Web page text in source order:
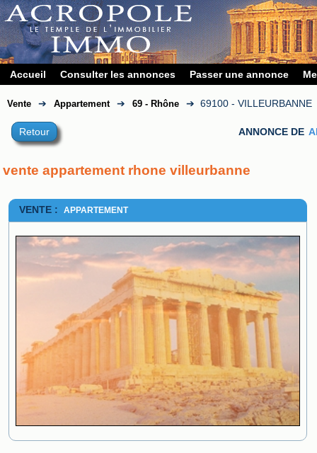
Accueil Consulter les annonces Passer une annonce
Vente ➔ Appartement ➔ 69 - Rhône ➔ 69100 - VILLEURBANNE
Retour ANNONCE DE
vente appartement rhone villeurbanne
VENTE : APPARTEMENT